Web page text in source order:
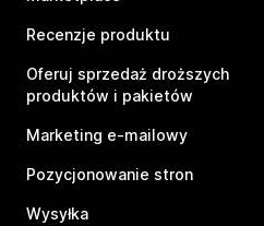
Recenzje produktu
Oferuj sprzedaż droższych
produktów i pakietów
Marketing e-mailowy
Pozycjonowanie stron
Wysyłka